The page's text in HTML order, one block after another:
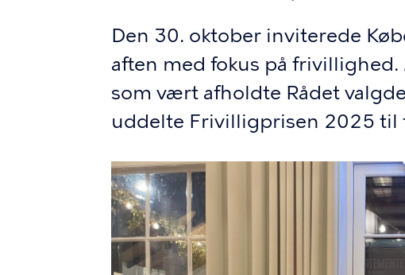
Den 30. oktober inviterede
aften med fokus på frivillighed.
som vært afholdte Rådet
uddelte Frivilligprisen 2025 til